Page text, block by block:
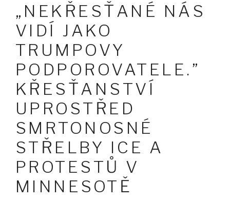
„NEKŘESŤANÉ NÁS
VIDÍ JAKO
TRUMPOVY
PODPOROVATELE.”
KŘESŤANSTVÍ
UPROSTŘED
SMRTONOSNÉ
STŘELBY ICE A
PROTESTŮ V
MINNESOTĚ